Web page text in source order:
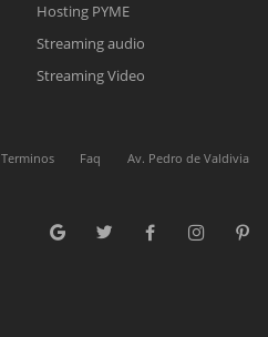
Hosting PYME
Streaming audio
Streaming Video
Terminos Faq
Av. Pedro de Valdivia